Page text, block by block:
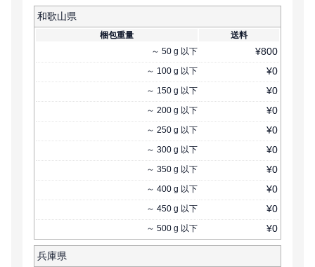
和歌山県
梱包重量
送料
～ 50 g 以下 ¥800
～ 100 g 以下 ¥0
～ 150 g 以下 ¥0
～ 200 g 以下 ¥0
～ 250 g 以下 ¥0
～ 300 g 以下 ¥0
～ 350 g 以下 ¥0
～ 400 g 以下 ¥0
～ 450 g 以下 ¥0
～ 500 g 以下 ¥0
兵庫県